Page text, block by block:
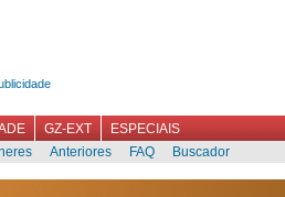
GZ-EXT
ESPECIAIS
Anteriores FAQ Buscador